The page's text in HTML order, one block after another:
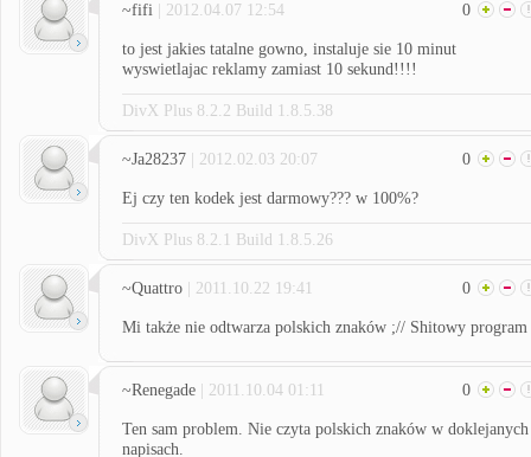
~fifi | 2012.04.07 12:54 0
to jest jakies tatalne gowno, instaluje sie 10 minut
wyswietlajac reklamy zamiast 10 sekund!!!!
DivX Plus 8.2.2 Build 1.8.5.38
~Ja28237 | 2012.02.03 20:07 0
Ej czy ten kodek jest darmowy??? w 100%?
DivX Plus 8.2.1 Build 1.8.5.26
~Quattro | 2011.10.22 19:41 0
Mi także nie odtwarza polskich znaków ;// Shitowy program
~Renegade | 2011.10.04 01:11 0
Ten sam problem. Nie czyta polskich znaków w doklejanych
napisach.